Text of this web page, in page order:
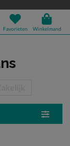
Favorieten Winkelmand